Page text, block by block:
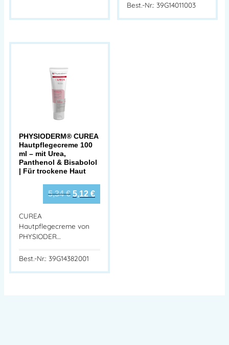
Best.-Nr.: 39G14011003
PHYSIODERM® CUREA
Hautpflegecreme 100
ml – mit Urea,
Panthenol & Bisabolol
| Für trockene Haut
5,34€ 5,12 €
CUREA
Hautpflegecreme von
PHYSIODER…
Best.-Nr.: 39G14382001